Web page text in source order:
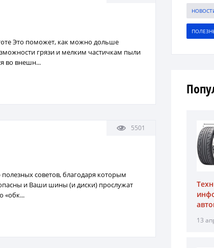
Это поможет, как можно дольше
грязи и мелким частичкам пыли
во внешн...
советов, благодаря которым
и Ваши шины (и диски) прослужат
«обк...
5501
13